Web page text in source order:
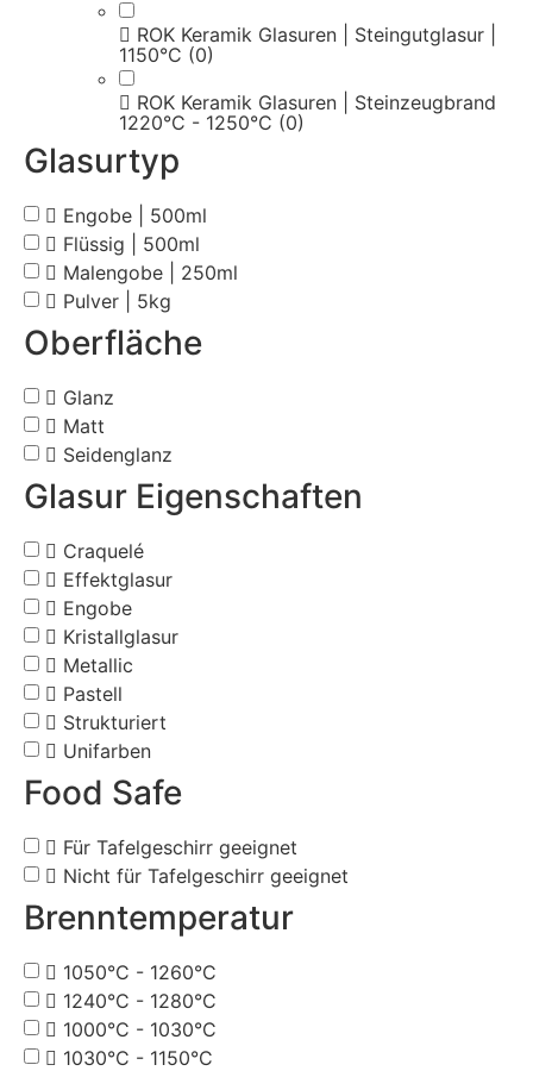
ROK Keramik Glasuren | Steingutglasur |
1150°C (0)
ROK Keramik Glasuren | Steinzeugbrand
1220°C - 1250°C (0)
Glasurtyp
Engobe | 500ml
Flüssig | 500ml
Malengobe | 250ml
Pulver | 5kg
Oberfläche
Glanz
Matt
Seidenglanz
Glasur Eigenschaften
Craquelé
Effektglasur
Engobe
Kristallglasur
Metallic
Pastell
Strukturiert
Unifarben
Food Safe
Für Tafelgeschirr geeignet
Nicht für Tafelgeschirr geeignet
Brenntemperatur
1050°C - 1260°C
1240°C - 1280°C
1000°C - 1030°C
1030°C - 1150°C